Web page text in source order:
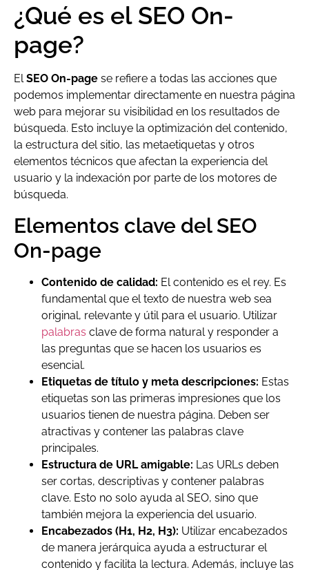
¿Qué es el SEO On-
page?
ElSEO On-page se refiere a todas las acciones que
podemos implementar directamente en nuestra página
web para mejorar su visibilidad en los resultados de
búsqueda. Esto incluye la optimización del contenido,
la estructura del sitio, las metaetiquetas y otros
elementos técnicos que afectan la experiencia del
usuario y la indexación por parte de los motores de
búsqueda.
Elementos clave del SEO
On-page
Contenido de calidad: El contenido es el rey. Es
fundamental que el texto de nuestra web sea
original, relevante y útil para el usuario. Utilizar
palabras clave de forma natural y responder a
las preguntas que se hacen los usuarios es
esencial.
Etiquetas de título y meta descripciones: Estas
etiquetas son las primeras impresiones que los
usuarios tienen de nuestra página. Deben ser
atractivas y contener las palabras clave
principales.
Estructura de URL amigable: Las URLs deben
ser cortas, descriptivas y contener palabras
clave. Esto no solo ayuda al SEO, sino que
también mejora la experiencia del usuario.
Encabezados (H1, H2, H3): Utilizar encabezados
de manera jerárquica ayuda a estructurar el
contenido y facilita la lectura. Además, incluye las